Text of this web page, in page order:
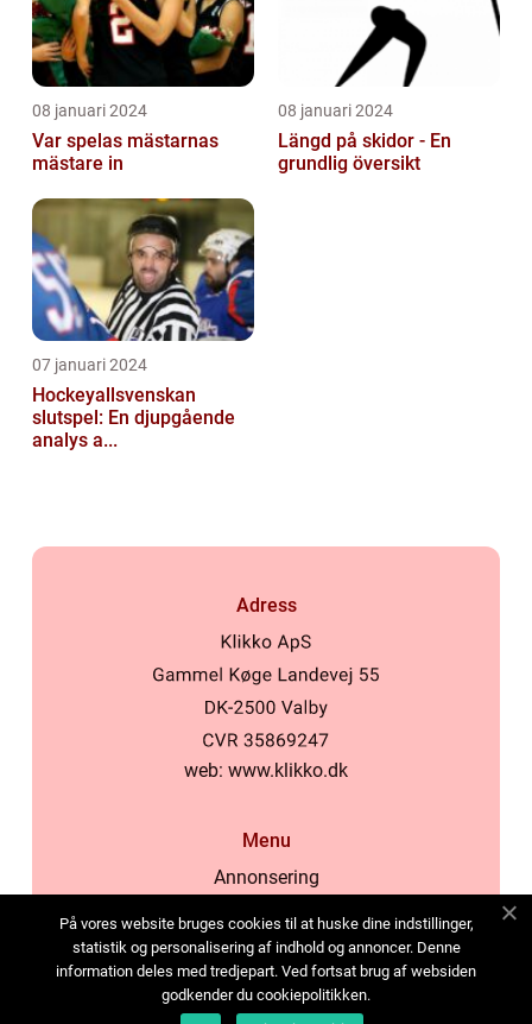
08 januari 2024
Var spelas mästarnas
mästare in
08 januari 2024
Längd på skidor - En
grundlig översikt
07 januari 2024
Hockeyallsvenskan
slutspel: En djupgående
analys a...
Adress
web: www.klikko.dk
Menu
Annonsering
Cookies
Kontakta oss
Sitemap
På vores website bruges cookies til at huske dine indstillinger,
statistik og personalisering af indhold og annoncer. Denne
information deles med tredjepart. Ved fortsat brug af websiden
godkender du cookiepolitikken.